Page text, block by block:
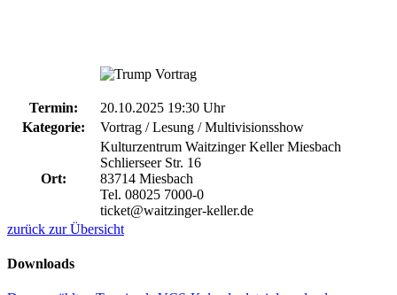
Termin:
20.10.2025 19:30 Uhr
Kategorie:
Vortrag / Lesung / Multivisionsshow
Ort:
Kulturzentrum Waitzinger Keller Miesbach
Schlierseer Str. 16
83714 Miesbach
Tel. 08025 7000-0
ticket@waitzinger-keller.de
zurück zur Übersicht
Downloads